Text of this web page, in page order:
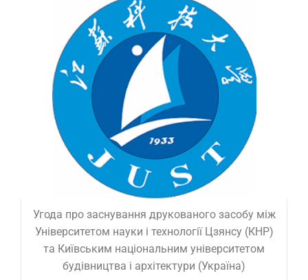
Угода про заснування друкованого засобу між
Університетом науки і технології Цзянсу (КНР)
та Київським національним університетом
будівництва і архітектури (Україна)